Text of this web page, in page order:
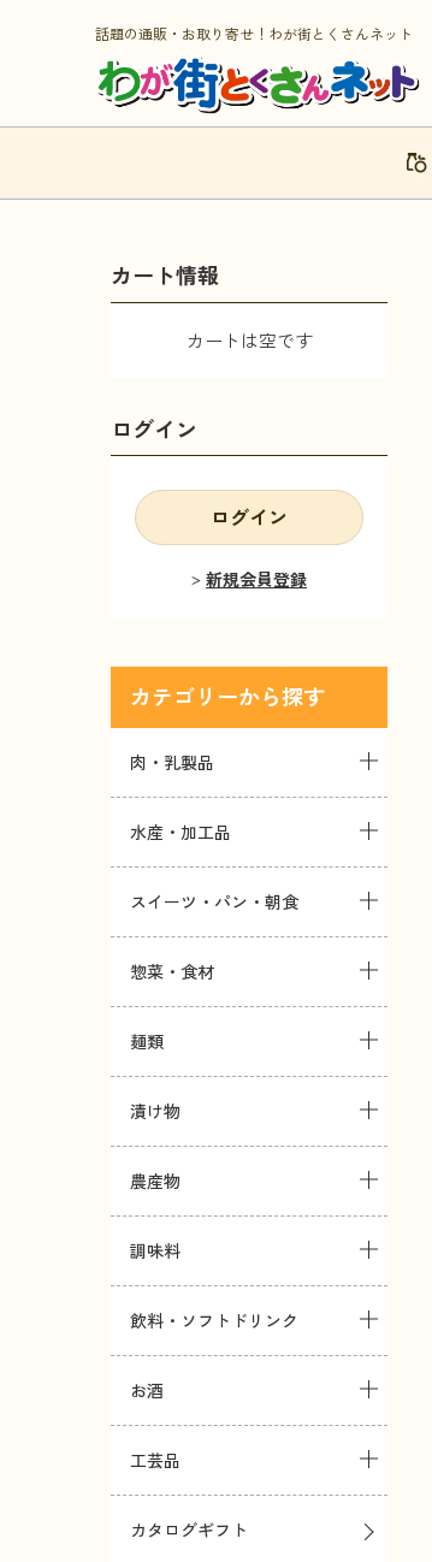
話題の通販・お取り寄せ！わが街とくさんネット
カート情報
カートは空です
ログイン
ログイン
新規会員登録
カテゴリー
肉・乳製品
水産・加工品
スイーツ・パン・朝食
惣菜・食材
麺類
漬け物
農産物
調味料
飲料・ソフトドリンク
お酒
工芸品
カタログギフト